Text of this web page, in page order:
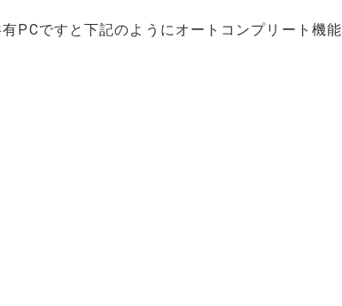
PCですと下記のようにオートコンプリート機能